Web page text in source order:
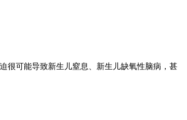
很可能导致新生儿窒息、新生儿缺氧性脑病，甚